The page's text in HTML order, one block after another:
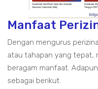
Manfaat
Dengan mengurus
atau tahapan yang tepat,
beragam manfaat.
sebagai berikut.